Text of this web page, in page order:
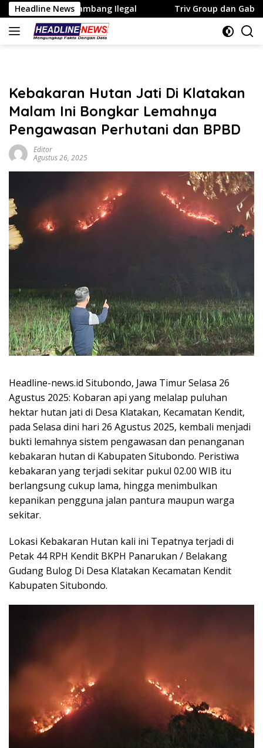
Langsung
ke
konten
Headline News
Ilegal Triv Group dan Gabriel Rey Kukuhkan
Kebakaran Hutan Jati Di Klatakan
Malam Ini Bongkar Lemahnya
Pengawasan Perhutani dan BPBD
Editor
Agustus 26, 2025
Headline-news.id Situbondo, Jawa Timur Selasa 26
Agustus 2025: Kobaran api yang melalap puluhan
hektar hutan jati di Desa Klatakan, Kecamatan Kendit,
pada Selasa dini hari 26 Agustus 2025, kembali menjadi
bukti lemahnya sistem pengawasan dan penanganan
kebakaran hutan di Kabupaten Situbondo. Peristiwa
kebakaran yang terjadi sekitar pukul 02.00 WIB itu
berlangsung cukup lama, hingga menimbulkan
kepanikan pengguna jalan pantura maupun warga
sekitar.
Lokasi Kebakaran Hutan kali ini Tepatnya terjadi di
Petak 44 RPH Kendit BKPH Panarukan / Belakang
Gudang Bulog Di Desa Klatakan Kecamatan Kendit
Kabupaten Situbondo.